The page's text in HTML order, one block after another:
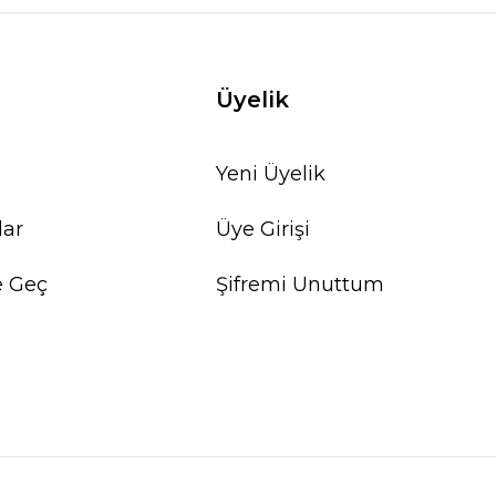
Geç
Üyelik
Yeni Üyelik
Üye Girişi
Şifremi Unuttum